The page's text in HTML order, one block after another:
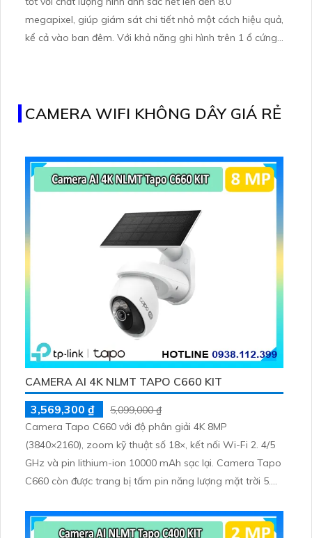
megapixel, giúp giám sát chi tiết nhỏ một cách hiệu quả,
kể cả vào ban đêm. Với khả năng ghi hình trên 1 ổ cứng,
CAMERA WIFI KHÔNG DÂY GIÁ RẺ
CAMERA AI 4K NLMT TAPO C660 KIT
3,569,300 ₫
5,099,000 ₫
Camera Tapo C660 với độ phân giải 4K 8MP
(3840×2160), zoom kỹ thuật số 18×, kết nối Wi-Fi 2. 4/5
GHz và pin lithium-ion 10000 mAh sạc lại. Camera Tapo
C660 còn được trang bị tấm pin năng lượng mặt trời 5.
tiện, lưu trữ thẻ microSD tối đa 512 GB